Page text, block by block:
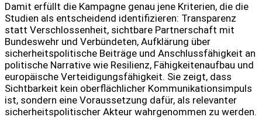
Damit erfüllt die Kampagne genau jene Kriterien, die die
Studien als entscheidend identifizieren: Transparenz
statt Verschlossenheit, sichtbare Partnerschaft mit
Bundeswehr und Verbündeten, Aufklärung über
sicherheitspolitische Beiträge und Anschlussfähigkeit an
politische Narrative wie Resilienz, Fähigkeitenaufbau und
europäische Verteidigungsfähigkeit. Sie zeigt, dass
Sichtbarkeit kein oberflächlicher Kommunikationsimpuls
ist, sondern eine Voraussetzung dafür, als relevanter
sicherheitspolitischer Akteur wahrgenommen zu werden.